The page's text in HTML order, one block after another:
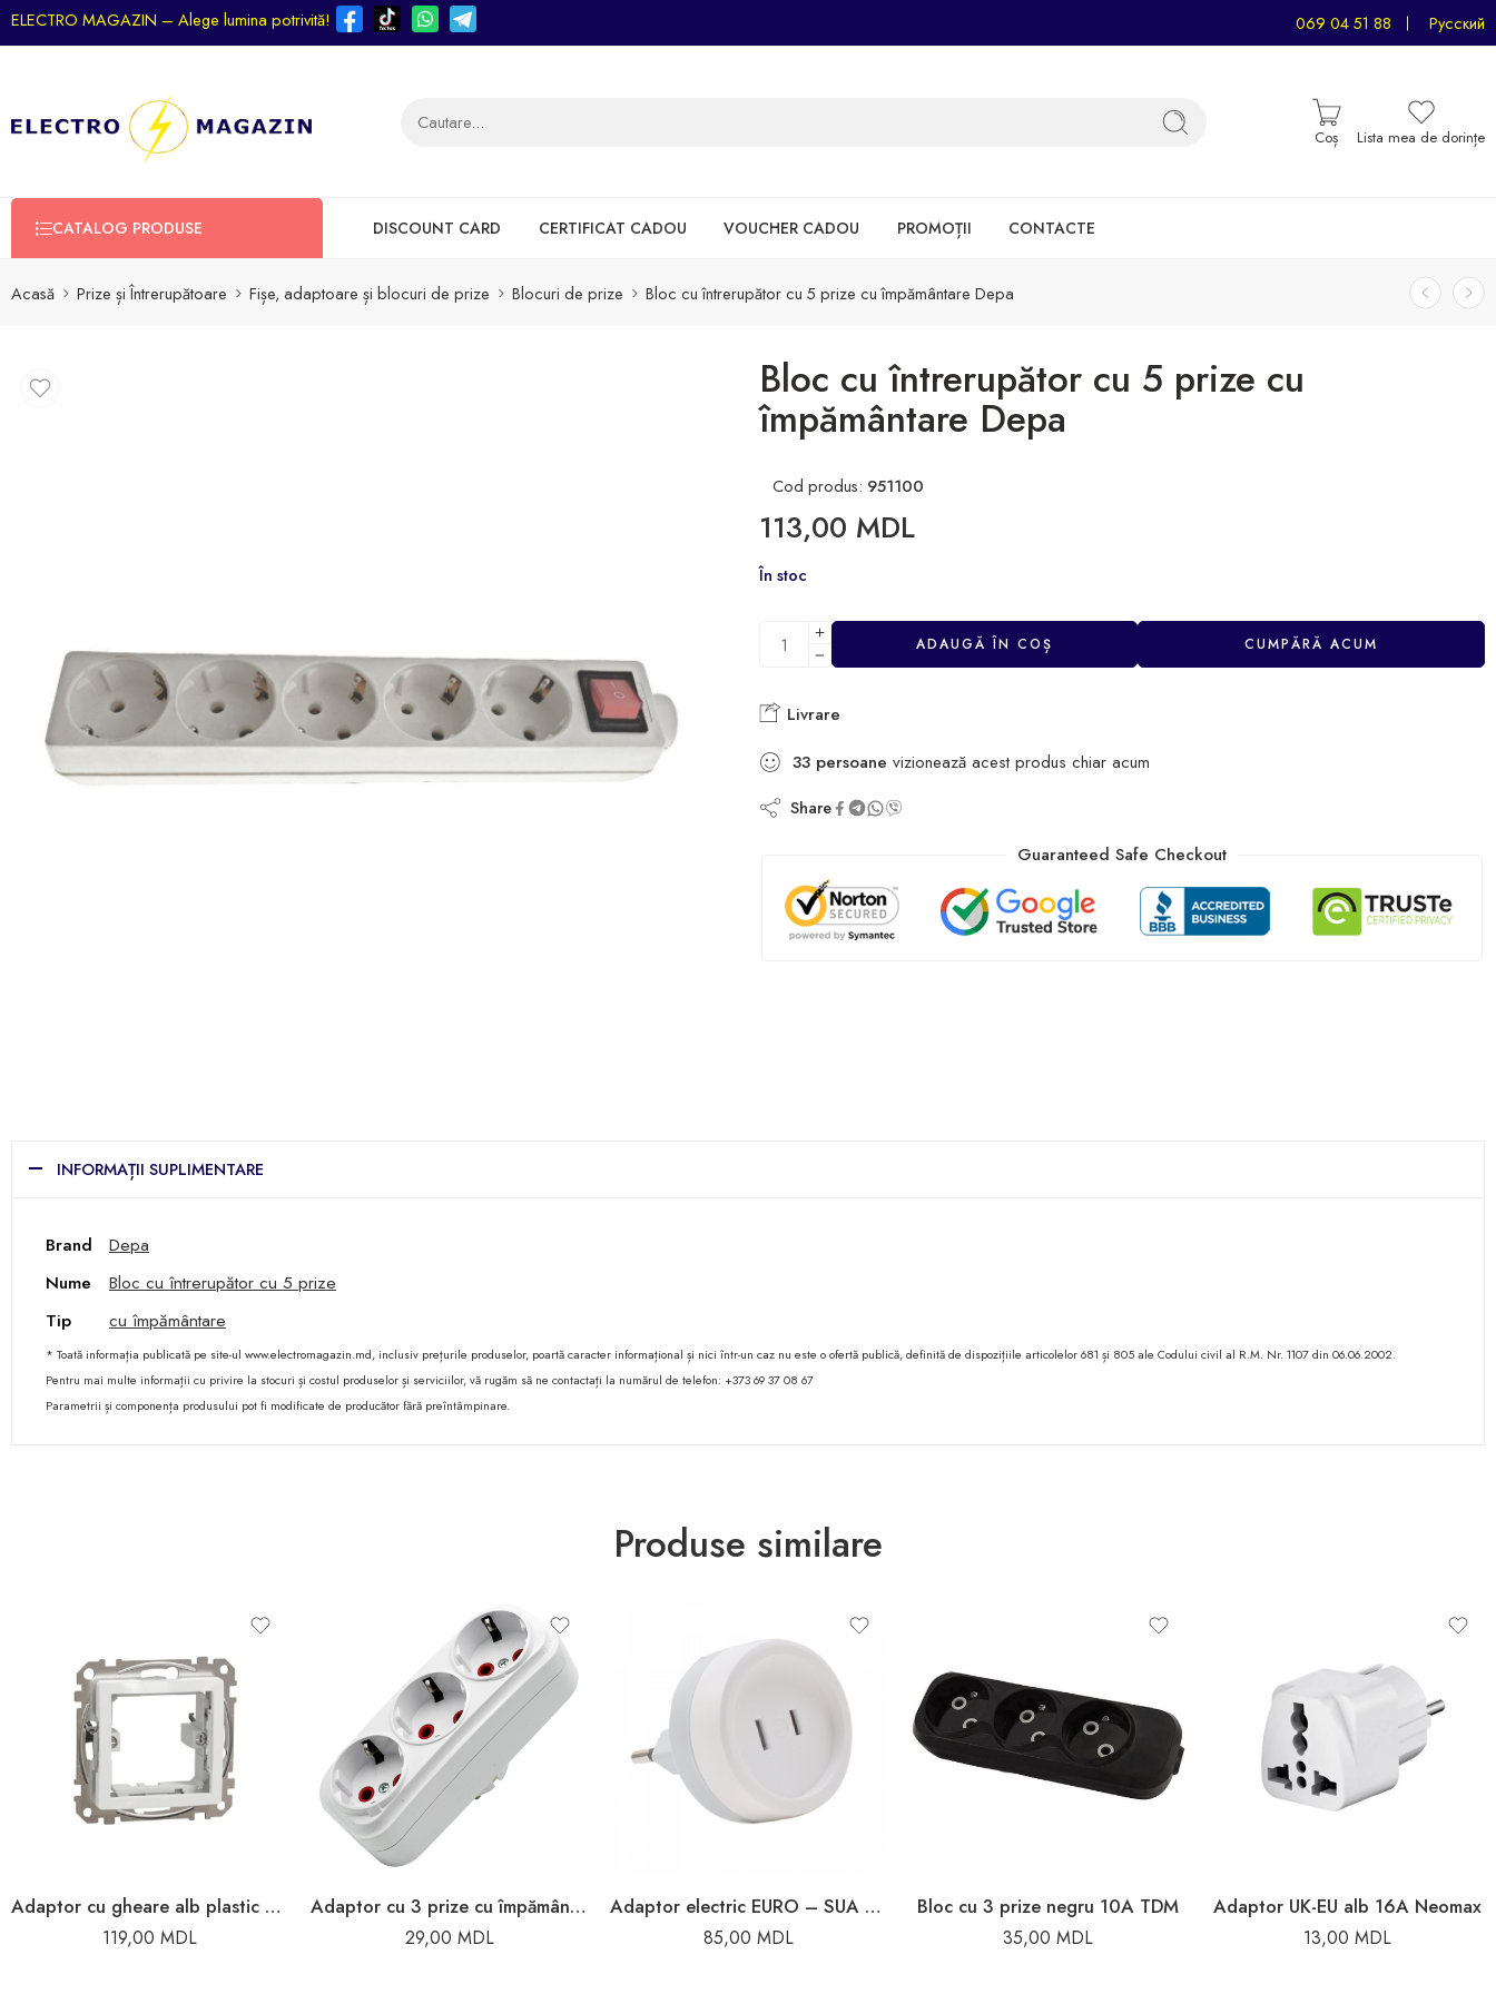
ELECTRO MAGAZIN – Alege lumina potrivită! 069 04 51 88 Русский
Coș Lista mea de dorințe
CATALOG PRODUSE DISCOUNT CARD CERTIFICAT CADOU VOUCHER CADOU PROMOȚII CONTACTE
Acasă Prize și Întrerupătoare Fișe, adaptoare și blocuri de prize Blocuri de prize Bloc cu întrerupător cu 5 prize cu împământare Depa
Bloc cu întrerupător cu 5 prize cu
împământare Depa
Cod produs: 951100
113,00 MDL
În stoc
ADAUGĂ ÎN COȘ CUMPĂRĂ ACUM
Livrare
33 persoane vizionează acest produs chiar acum
Share
Guaranteed Safe Checkout
INFORMAȚII SUPLIMENTARE
Brand
Depa
Nume
Bloc cu întrerupător cu 5 prize
Tip
cu împământare
* Toată informația publicată pe site-ul www.electromagazin.md, inclusiv prețurile produselor, poartă caracter informațional și nici într-un caz nu este o ofertă publică, definită de dispozițiile articolelor 681 și 805 ale Codului civil al R.M. Nr. 1107 din 06.06.2002.
Pentru mai multe informații cu privire la stocuri și costul produselor și serviciilor, vă rugăm să ne contactați la numărul de telefon: +373 69 37 08 67
Parametrii și componența produsului pot fi modificate de producător fără preîntâmpinare.
Produse similare
Adaptor cu gheare alb plastic sedna New Schneider
119,00 MDL
Adaptor cu 3 prize cu împământare alb 16A Elmos
29,00 MDL
Adaptor electric EURO – SUA alb 16A 1380W Legrand
85,00 MDL
Bloc cu 3 prize negru 10A TDM
35,00 MDL
Adaptor UK-EU alb 16A Neomax
13,00 MDL